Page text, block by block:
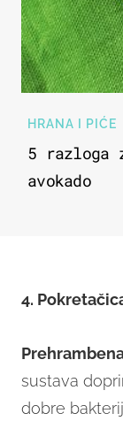
HRANA I PIĆE
5 razloga
avokado
4.
sustava
dobre